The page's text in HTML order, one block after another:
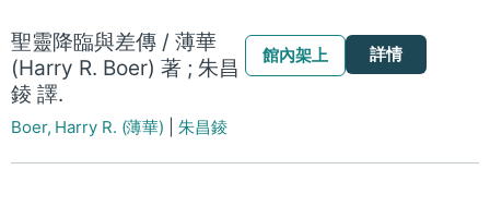
聖靈降臨與差傳 / 薄華
(Harry R. Boer) 著 ; 朱昌
錂 譯.
Boer, Harry R. (薄華) 朱昌錂
館內架上 詳情